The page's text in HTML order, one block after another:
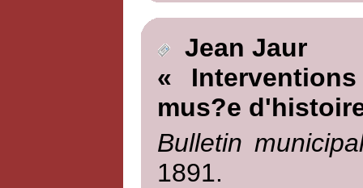
Jean Jaur
«
mus?e
Bulletin
1891.